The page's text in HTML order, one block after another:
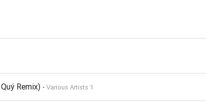
Remix) - Various Artists 1